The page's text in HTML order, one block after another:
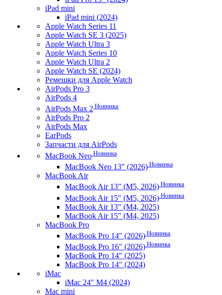
iPad mini
iPad mini (2024)
Apple Watch Series 11
Apple Watch SE 3 (2025)
Apple Watch Ultra 3
Apple Watch Series 10
Apple Watch Ultra 2
Apple Watch SE (2024)
Ремешки для Apple Watch
AirPods Pro 3
AirPods 4
AirPods Max 2 Новинка
AirPods Pro 2
AirPods Max
EarPods
Запчасти для AirPods
MacBook Neo Новинка
MacBook Neo 13" (2026) Новинка
MacBook Air
MacBook Air 13" (M5, 2026) Новинка
MacBook Air 15" (M5, 2026) Новинка
MacBook Air 13" (M4, 2025)
MacBook Air 15" (M4, 2025)
MacBook Pro
MacBook Pro 14" (2026) Новинка
MacBook Pro 16" (2026) Новинка
MacBook Pro 14" (2025)
MacBook Pro 14" (2024)
iMac
iMac 24" M4 (2024)
Mac mini